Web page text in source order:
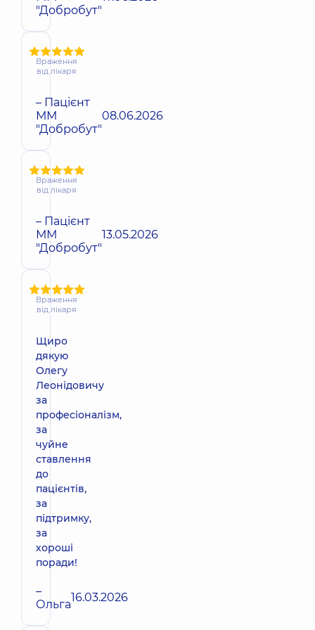
"Добробут"
Враження
від лікаря
– Пацієнт
ММ
"Добробут"
08.06.2026
Враження
від лікаря
– Пацієнт
ММ
"Добробут"
13.05.2026
Враження
від лікаря
Щиро
дякую
Олегу
Леонідовичу
за
професіоналізм,
за
чуйне
ставлення
до
пацієнтів,
за
підтримку,
за
хороші
поради!
–
Ольга16.03.2026